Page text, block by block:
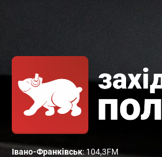
Івано-Франківськ: 104,3FM